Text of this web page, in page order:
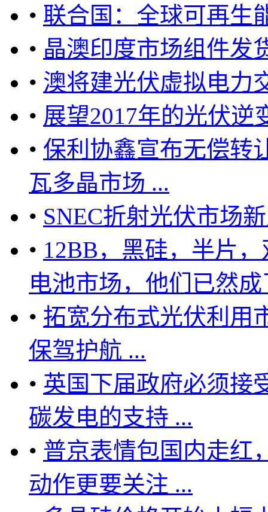
• 联合国：全球可再生
• 晶澳印度市场组件发
• 澳将建光伏虚拟电力
• 展望2017年的光伏逆
• 保利协鑫宣布无偿转
瓦多晶市场 ...
• SNEC折射光伏市场
• 12BB，黑硅，半片
电池市场，他们已然
• 拓宽分布式光伏利用
保驾护航 ...
• 英国下届政府必须接
碳发电的支持 ...
• 普京表情包国内走红
动作更要关注 ...